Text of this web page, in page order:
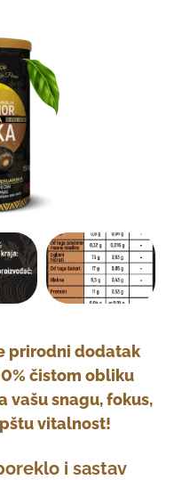
prirodni dodatak
čistom obliku
vašu snagu, fokus,
vitalnost!
i sastav